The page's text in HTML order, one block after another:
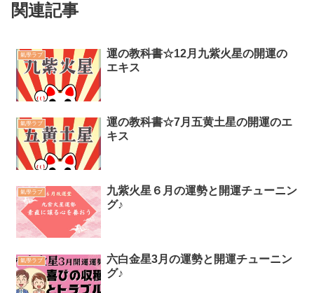
関連記事
氣學ラブ
運の教科書☆12月九紫火星の開運の
エキス
氣學ラブ
運の教科書☆7月五黄土星の開運のエ
キス
氣學ラブ
九紫火星６月の運勢と開運チューニン
グ♪
氣學ラブ
六白金星3月の運勢と開運チューニン
グ♪